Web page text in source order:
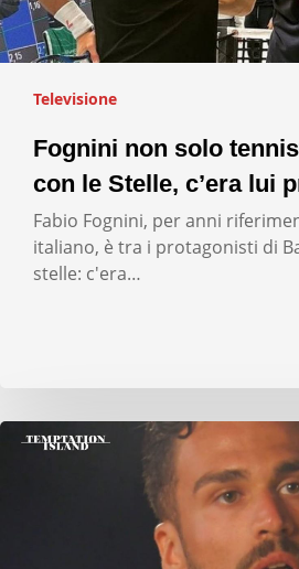
Televisione
Fognini non solo
con le Stelle, c’era lui
Fabio Fognini, per anni
italiano, è tra i protagonisti di
stelle: c'era…